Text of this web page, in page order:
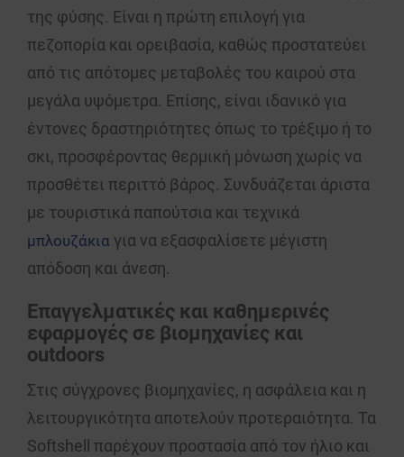
της φύσης. Είναι η πρώτη επιλογή για
πεζοπορία και ορειβασία, καθώς προστατεύει
από τις απότομες μεταβολές του καιρού στα
μεγάλα υψόμετρα. Επίσης, είναι ιδανικό για
έντονες δραστηριότητες όπως το τρέξιμο ή το
σκι, προσφέροντας θερμική μόνωση χωρίς να
προσθέτει περιττό βάρος. Συνδυάζεται άριστα
με τουριστικά παπούτσια και τεχνικά
μπλουζάκια για να εξασφαλίσετε μέγιστη
απόδοση και άνεση.
Επαγγελματικές και καθημερινές
εφαρμογές σε βιομηχανίες και
outdoors
Στις σύγχρονες βιομηχανίες, η ασφάλεια και η
λειτουργικότητα αποτελούν προτεραιότητα. Τα
Softshell παρέχουν προστασία από τον ήλιο και